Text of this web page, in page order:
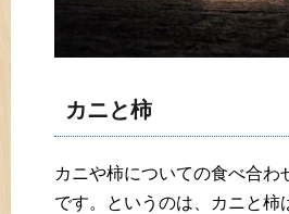
カニと柿
カニや柿についての食べ合わ
です。というのは、カニと柿